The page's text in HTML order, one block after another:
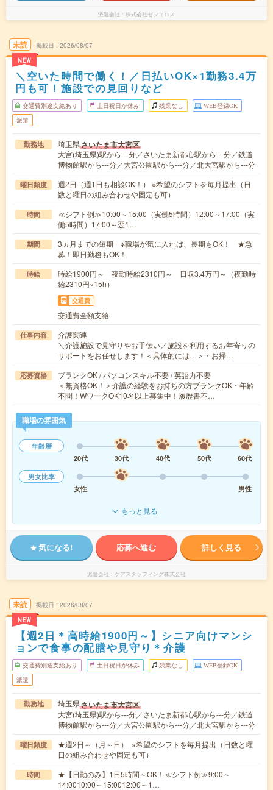
派遣会社 株式会社ゼフィロス
未読
NEW
掲載日 2026/08/07
＼空いた時間で働く！／日払いOK×1勤務3.4万
円も可！施設での見回りなど
交通費別途支給あり 土日祝日が休み 残業なし WEB登録OK
派遣
勤務地 埼玉県さいたま市大宮区
大宮(埼玉県)駅から---分／さいたま新都心駅から---分／鉄道
博物館駅から---分／大宮公園駅から---分／北大宮駅から---分
曜日頻度
週2日（週1日も相談OK！） ※希望のシフトを毎月提出（日
数と曜日の組み合わせや固定も可）
時間
≪シフト例≫10:00～15:00（実働5時間）12:00～17:00（実
働5時間）17:00～翌1…
期間
3ヵ月までの短期 ※職場が気に入れば、長期もOK！ ★急
募！即日勤務もOK！
時給
時給1900円～ 夜勤時給2310円～ 日収3.4万円～（夜勤時
給2310円×15h）
交通費
交通費全額支給
仕事内容
介護関連
＼介護施設で見守りやお手伝い／施設を利用するお年寄りの
サポートをお任せします！＜具体的には…＞・お掃…
応募資格
ブランクOK / パソコンスキル不要 / 英語力不要
＜無資格OK！＞介護の経験をお持ちの方ブランクOK・年齢
不問！WワークOK10名以上募集中！履歴書不…
職場の雰囲気
年齢層
20代
30代 40代 50代
60代
男女比率
女性
男性
もっと見る
気になる! 応募へ進む 詳しく見る
派遣会社 ケアスタッフィング株式会社
未読
NEW
掲載日 2026/08/07
【週2日＊高時給1900円～】シニア向けマンシ
ョンで食事の配膳や見守り＊介護
交通費別途支給あり 土日祝日が休み 残業なし WEB登録OK
派遣
勤務地 埼玉県さいたま市大宮区
大宮(埼玉県)駅から---分／さいたま新都心駅から---分／鉄道
博物館駅から---分／大宮公園駅から---分／北大宮駅から---分
曜日頻度
★週2日～（月～日） ※希望のシフトを毎月提出（日数と曜
日の組み合わせや固定も可）
時間
★【日勤のみ】1日5時間～OK！≪シフト例≫9:00～
14:0010:00～15:0012:00～1…